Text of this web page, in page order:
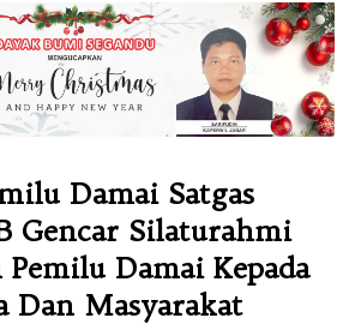
Damai Satgas
Gencar Silaturahmi
Pemilu Damai Kepada
Dan Masyarakat